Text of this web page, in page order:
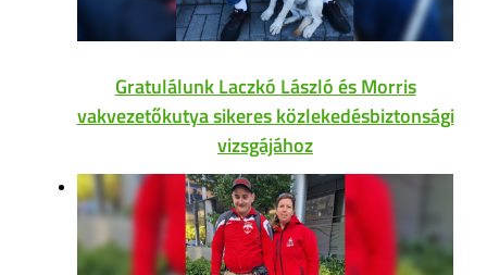
Gratulálunk Laczkó László és Morris
vakvezetőkutya sikeres közlekedésbiztonsági
vizsgájához